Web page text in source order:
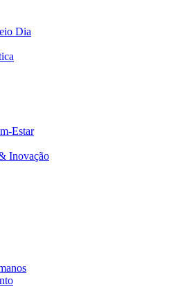
Dia
Estar
Inovação